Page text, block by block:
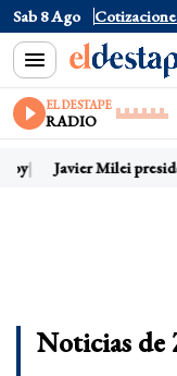
Sab 8 AgoDólar Oficial $1520
EL DESTAPE
RADIO
Javier Milei
Noticias de